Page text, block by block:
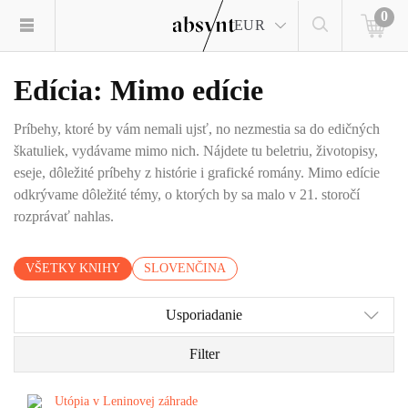
EUR
0
Edícia: Mimo edície
Príbehy, ktoré by vám nemali ujsť, no nezmestia sa do edičných
škatuliek, vydávame mimo nich. Nájdete tu beletriu, životopisy,
eseje, dôležité príbehy z histórie i grafické romány. Mimo edície
odkrývame dôležité témy, o ktorých by sa malo v 21. storočí
rozprávať nahlas.
VŠETKY KNIHY SLOVENČINA
Usporiadanie
Filter